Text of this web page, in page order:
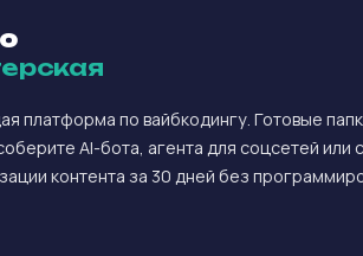
платформа по вайбкодингу. Готовые
AI-бота, агента для соцсетей или
контента за 30 дней без